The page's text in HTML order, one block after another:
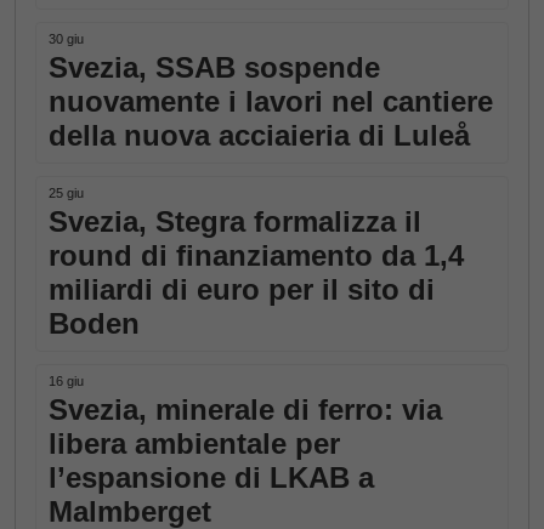
30 giu
Svezia, SSAB sospende
nuovamente i lavori nel cantiere
della nuova acciaieria di Luleå
25 giu
Svezia, Stegra formalizza il
round di finanziamento da 1,4
miliardi di euro per il sito di
Boden
16 giu
Svezia, minerale di ferro: via
libera ambientale per
l’espansione di LKAB a
Malmberget